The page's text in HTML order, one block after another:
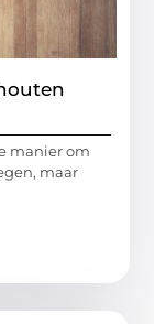
manier om
maar